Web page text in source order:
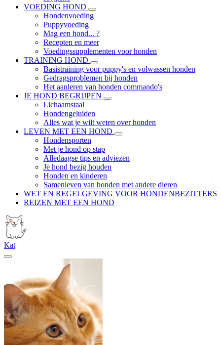
VOEDING HOND
Hondenvoeding
Puppyvoeding
Mag een hond... ?
Recepten en meer
Voedingssupplementen voor honden
TRAINING HOND
Basistraining voor puppy's en volwassen honden
Gedragsproblemen bij honden
Het aanleren van honden commando's
JE HOND BEGRIJPEN
Lichaamstaal
Hondengeluiden
Alles wat je wilt weten over honden
LEVEN MET EEN HOND
Hondensporten
Met je hond op stap
Alledaagse tips en adviezen
Je hond bezig houden
Honden en kinderen
Samenleven van honden met andere dieren
WET EN REGELGEVING VOOR HONDENBEZITTERS
REIZEN MET EEN HOND
Kat